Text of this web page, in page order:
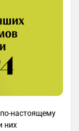
настоящему
них